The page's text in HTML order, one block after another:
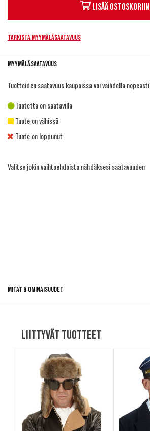
Lisää ostoskoriin
Tarkista myymäläsaatavuus
Myymäläsaatavuus
Tuotteiden saatavuus kaupoissa voi vaihdella nopeasti.
Tuotetta on saatavilla
Tuote on vähissä
Tuote on loppunut
Valitse jokin vaihtoehdoista nähdäksesi saatavuuden
Mitat & ominaisuudet
Liittyvät tuotteet